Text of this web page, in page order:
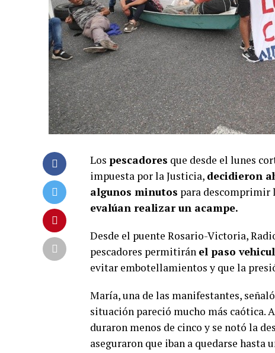
Los pescadores que desde el lunes
impuesta por la Justicia, decidieron
algunos minutos para descomprimir
evalúan realizar un acampe.
Desde el puente Rosario-Victoria,
pescadores permitirán el paso
evitar embotellamientos y que la
María, una de las manifestantes,
situación pareció mucho más caótica.
duraron menos de cinco y se notó la
aseguraron que iban a quedarse hasta